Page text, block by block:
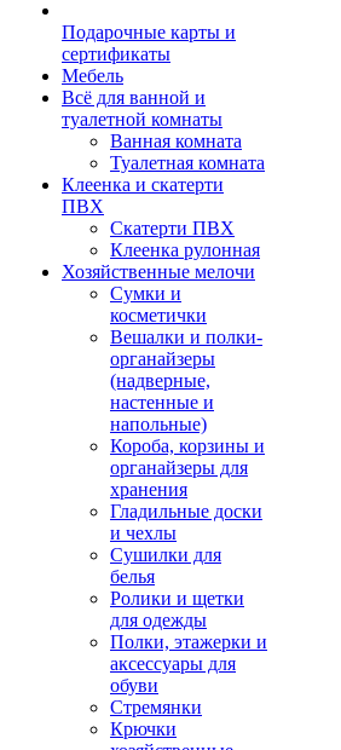
Подарочные карты и
сертификаты
Мебель
Всё для ванной и
туалетной комнаты
Ванная комната
Туалетная комната
Клеенка и скатерти
ПВХ
Скатерти ПВХ
Клеенка рулонная
Хозяйственные мелочи
Сумки и
косметички
Вешалки и полки-
органайзеры
(надверные,
настенные и
напольные)
Короба, корзины и
органайзеры для
хранения
Гладильные доски
и чехлы
Сушилки для
белья
Ролики и щетки
для одежды
Полки, этажерки и
аксессуары для
обуви
Стремянки
Крючки